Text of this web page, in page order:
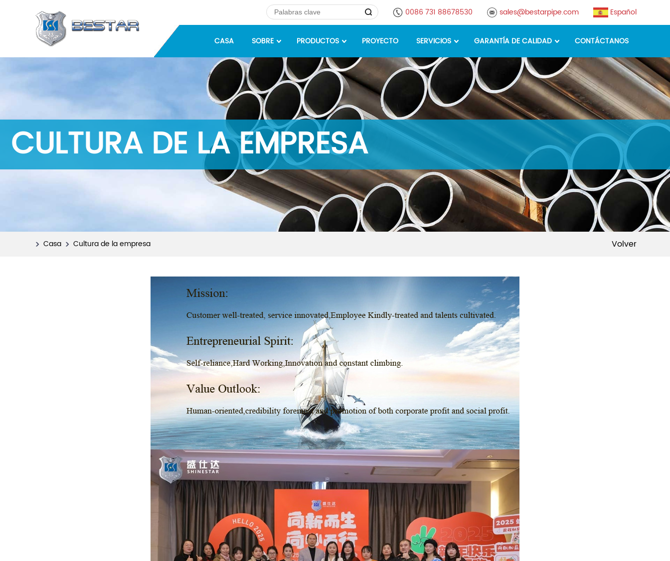
0086 731 88678530 sales@bestarpipe.com Español
CASA SOBRE PRODUCTOS PROYECTO SERVICIOS GARANTÍA DE CALIDAD CONTÁCTANOS
CULTURA DE LA EMPRESA
Volver
Casa Cultura de la empresa